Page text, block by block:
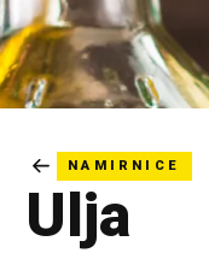
NAMIRNICE
Ulja